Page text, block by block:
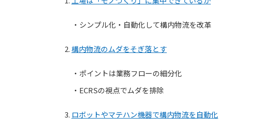
・シンプル化・自動化して構内物流を改革
2.構内物流のムダをそぎ落とす
・ポイントは業務フローの細分化
・ECRSの視点でムダを排除
3. ロボットやマテハン機器で構内物流を自動化